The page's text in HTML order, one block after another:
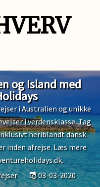
og Island med
i Australien og unikke
i verdensklasse. Tag
heriblandt dansk
inden afrejse. Læs mere
03-03-2020